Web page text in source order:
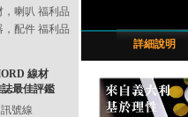
喇叭 福利品
配件 福利品
線材
最佳評鑑
號線
詳細說明